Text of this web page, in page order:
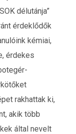
délutánja”
érdeklődők
kémiai,
érdekes
rakhattak ki,
akik több
által nevelt